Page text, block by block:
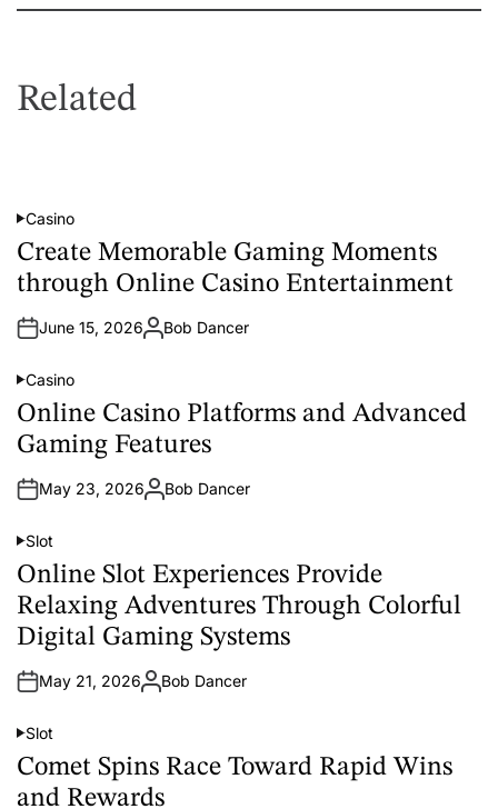
Related
P
o
s
t
e
i
n
Casino
Create Memorable Gaming Moments
through Online Casino Entertainment
June 15, 2026A
r
Bob Dancer
P
o
s
e
i
n
Casino
Online Casino Platforms and Advanced
Gaming Features
May 23, 2026A
r
Bob Dancer
P
o
s
t
e
d
i
Slot
Online Slot Experiences Provide
Relaxing Adventures Through Colorful
Digital Gaming Systems
May 21, 2026A
r
Bob Dancer
P
o
s
e
Slot
Comet Spins Race Toward Rapid Wins
and Rewards